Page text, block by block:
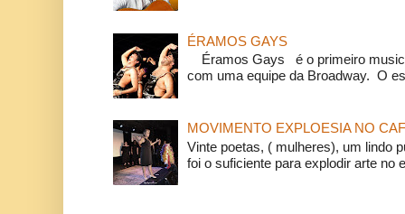
ÉRAMOS GAYS
Éramos Gays é o primeiro
com uma equipe da Broadway. O
MOVIMENTO EXPLOESIA NO
Vinte poetas, ( mulheres), um lindo
foi o suficiente para explodir arte no